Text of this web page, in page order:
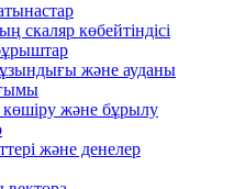
скаляр көбейтіндісі
және ауданы
көшіру және бұрылу
және денелер